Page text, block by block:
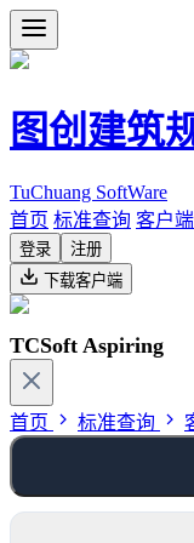
图创建筑
TuChuang SoftWare
首页 标准查询 客户
登录
注册
下载客户端
TCSoft Aspiring
首页 标准查询